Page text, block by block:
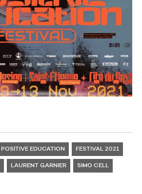
POSITIVE EDUCATION FESTIVAL 2021
LAURENT GARNIER SIMO CELL